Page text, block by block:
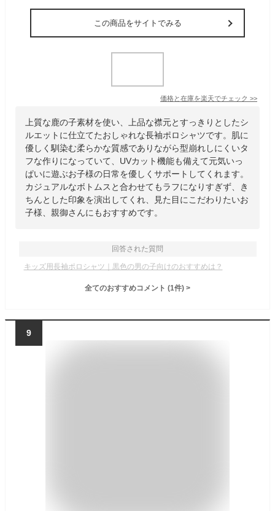
この商品をサイトでみる
価格と在庫を楽天でチェック >>
上質な鹿の子素材を使い、上品な襟元とすっきりとしたシ
ルエットに仕立てたおしゃれな長袖ポロシャツです。肌に
優しく馴染む柔らかな質感でありながら型崩れしにくいタ
フな作りになっていて、UVカット機能も備えて元気いっ
ぱいに遊ぶお子様の日常を優しくサポートしてくれます。
カジュアルなボトムスと合わせてもラフになりすぎず、き
ちんとした印象を演出してくれ、見た目にこだわりたいお
子様、親御さんにもおすすめです。
回答された質問
キッズ用長袖ポロシャツ｜黒色の男の子向けのおすすめは？
全てのおすすめコメント (1件) >
9